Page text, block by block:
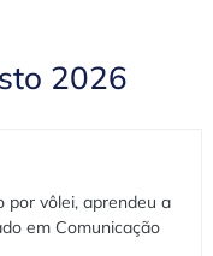
2026
por vôlei, aprendeu a
em Comunicação